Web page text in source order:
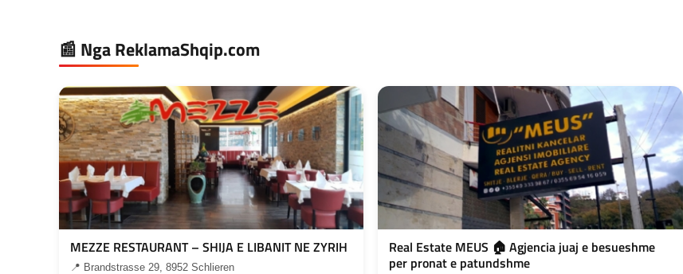
📰 Nga ReklamaShqip.com
MEZZE RESTAURANT – SHIJA E LIBANIT NE ZYRIH
📍 Brandstrasse 29, 8952 Schlieren
Real Estate MEUS 🏠 Agjencia juaj e besueshme
per pronat e patundshme